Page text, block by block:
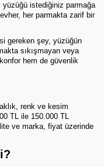
yüzüğü istediğiniz parmağa
her parmakta zarif bir
gereken şey, yüzüğün
sıkışmayan veya
hem de güvenlik
renk ve kesim
TL ile 150.000 TL
ve marka, fiyat üzerinde